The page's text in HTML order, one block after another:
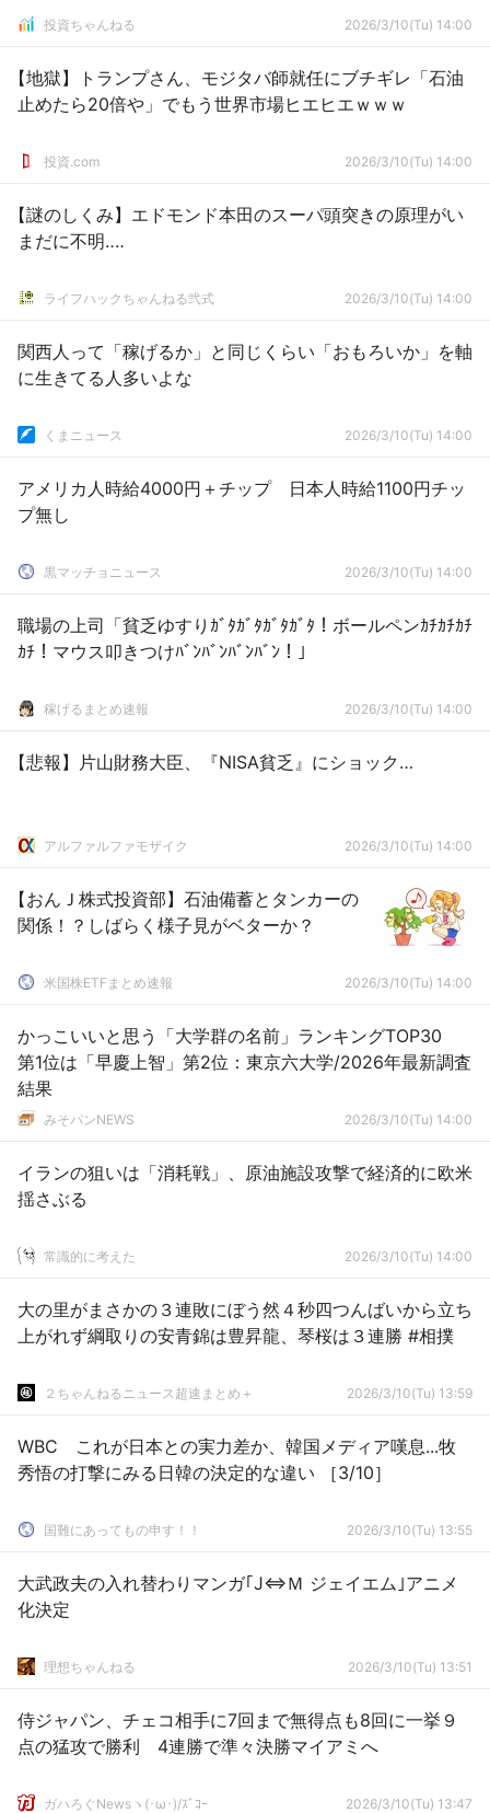
投資ちゃんねる 2026/3/10(Tu) 14:00
【地獄】トランプさん、モジタバ師就任にブチギレ「石油
止めたら20倍や」でもう世界市場ヒエヒエｗｗｗ
投資.com 2026/3/10(Tu) 14:00
【謎のしくみ】エドモンド本田のスーパ頭突きの原理がい
まだに不明‥‥
ライフハックちゃんねる弐式 2026/3/10(Tu) 14:00
関西人って「稼げるか」と同じくらい「おもろいか」を軸
に生きてる人多いよな
くまニュース 2026/3/10(Tu) 14:00
アメリカ人時給4000円＋チップ 日本人時給1100円チッ
プ無し
黒マッチョニュース 2026/3/10(Tu) 14:00
職場の上司「貧乏ゆすりｶﾞﾀｶﾞﾀｶﾞﾀｶﾞﾀ！ボールペンｶﾁｶﾁｶﾁ
ｶﾁ！マウス叩きつけﾊﾞﾝﾊﾞﾝﾊﾞﾝﾊﾞﾝ！」
稼げるまとめ速報 2026/3/10(Tu) 14:00
【悲報】片山財務大臣、『NISA貧乏』にショック…
アルファルファモザイク 2026/3/10(Tu) 14:00
【おんＪ株式投資部】石油備蓄とタンカーの
関係！？しばらく様子見がベターか？
米国株ETFまとめ速報 2026/3/10(Tu) 14:00
かっこいいと思う「大学群の名前」ランキングTOP30
第1位は「早慶上智」第2位：東京六大学/2026年最新調査
結果
みそパンNEWS 2026/3/10(Tu) 14:00
イランの狙いは「消耗戦」、原油施設攻撃で経済的に欧米
揺さぶる
常識的に考えた 2026/3/10(Tu) 14:00
大の里がまさかの３連敗にぼう然４秒四つんばいから立ち
上がれず綱取りの安青錦は豊昇龍、琴桜は３連勝 #相撲
２ちゃんねるニュース超速まとめ＋ 2026/3/10(Tu) 13:59
WBC これが日本との実力差か、韓国メディア嘆息...牧
秀悟の打撃にみる日韓の決定的な違い ［3/10］
国難にあってもの申す！！ 2026/3/10(Tu) 13:55
大武政夫の入れ替わりマンガ｢J⇔Ｍ ジェイエム｣アニメ
化決定
理想ちゃんねる 2026/3/10(Tu) 13:51
侍ジャパン、チェコ相手に7回まで無得点も8回に一挙９
点の猛攻で勝利 4連勝で準々決勝マイアミへ
ガハろぐNewsヽ(･ω･)/ｽﾞｺｰ 2026/3/10(Tu) 13:47